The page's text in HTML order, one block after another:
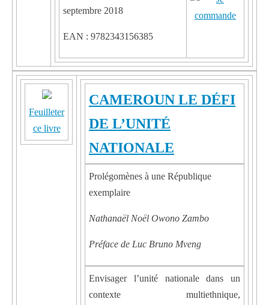
septembre 2018
EAN : 9782343156385
Feuilleter
ce livre
CAMEROUN LE DÉFI
DE L’UNITÉ
NATIONALE
Prolégomènes à une République
exemplaire
Nathanaël Noël Owono Zambo
Préface de Luc Bruno Mveng
Envisager l’unité nationale dans un
contexte multiethnique,